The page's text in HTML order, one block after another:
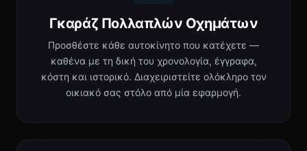
Γκαράζ Πολλαπλών Οχημάτων
Προσθέστε κάθε αυτοκίνητο που κατέχετε —
καθένα με τη δική του χρονολογία, έγγραφα,
κόστη και ιστορικό. Διαχειριστείτε ολόκληρο τον
οικιακό σας στόλο από μία εφαρμογή.